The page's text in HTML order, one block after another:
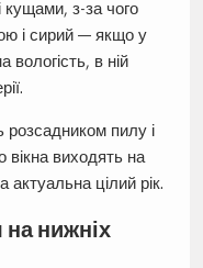
кущами, з-за чого
і сирий — якщо у
вологість, в ній
розсадником пилу і
виходять на
цілий рік.
нижніх